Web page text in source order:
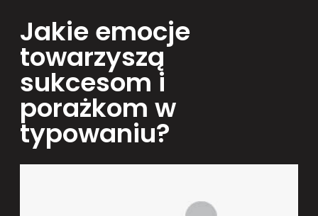
Jakie emocje
towarzyszą
sukcesom i
porażkom w
typowaniu?